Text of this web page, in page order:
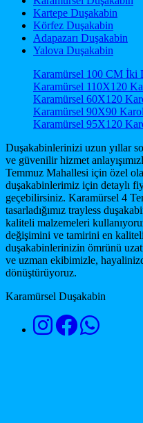
Kartepe Duşakabin
Körfez Duşakabin
Adapazarı Duşakabin
Yalova Duşakabin
Karamürsel 100 CM İki
Karamürsel 110X120
Karamürsel 60X120
Karamürsel 90X90
Karamürsel 95X120
Duşakabinlerinizi uzun yıllar
ve güvenilir hizmet
Temmuz Mahallesi için özel
duşakabinlerimiz için detaylı
geçebilirsiniz. Karamürsel 4
tasarladığımız trayless
kaliteli malzemeleri
değişimini ve tamirini en
duşakabinlerinizin ömrünü
ve uzman ekibimizle,
dönüştürüyoruz.
Karamürsel Duşakabin